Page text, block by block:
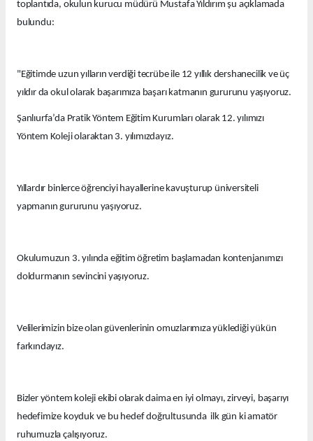
toplantıda, okulun kurucu müdürü Mustafa Yıldırım şu açıklamada
bulundu:
"Eğitimde uzun yılların verdiği tecrübe ile 12 yıllık dershanecilik ve üç
yıldır da okul olarak başarımıza başarı katmanın gururunu yaşıyoruz.
Şanlıurfa’da Pratik Yöntem Eğitim Kurumları olarak 12. yılımızı
Yöntem Koleji olaraktan 3. yılımızdayız.
Yıllardır binlerce öğrenciyi hayallerine kavuşturup üniversiteli
yapmanın gururunu yaşıyoruz.
Okulumuzun 3. yılında eğitim öğretim başlamadan kontenjanımızı
doldurmanın sevincini yaşıyoruz.
Velilerimizin bize olan güvenlerinin omuzlarımıza yüklediği yükün
farkındayız.
Bizler yöntem koleji ekibi olarak daima en iyi olmayı, zirveyi, başarıyı
hedefimize koyduk ve bu hedef doğrultusunda ilk gün ki amatör
ruhumuzla çalışıyoruz.